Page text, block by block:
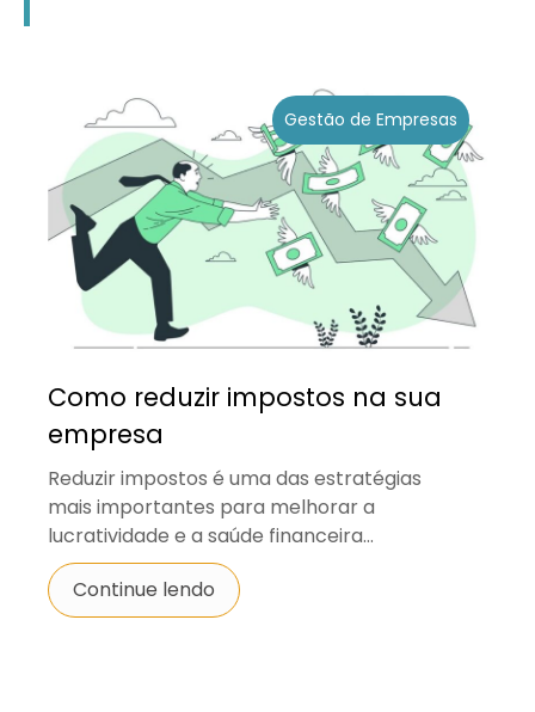
Gestão de Empresas
Como reduzir impostos na sua
empresa
Reduzir impostos é uma das estratégias
mais importantes para melhorar a
lucratividade e a saúde financeira...
Continue lendo